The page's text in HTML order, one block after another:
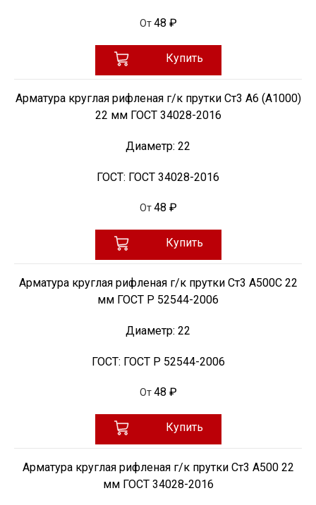
От 48 ₽
Купить
Арматура круглая рифленая г/к прутки Ст3 А6 (А1000)
22 мм ГОСТ 34028-2016
Диаметр: 22
ГОСТ: ГОСТ 34028-2016
От 48 ₽
Купить
Арматура круглая рифленая г/к прутки Ст3 А500С 22
мм ГОСТ Р 52544-2006
Диаметр: 22
ГОСТ: ГОСТ Р 52544-2006
От 48 ₽
Купить
Арматура круглая рифленая г/к прутки Ст3 А500 22
мм ГОСТ 34028-2016